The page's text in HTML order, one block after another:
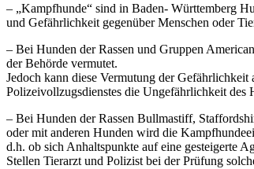
– „Kampfhunde“ sind in Baden- Württemberg
und Gefährlichkeit gegenüber Menschen oder
– Bei Hunden der Rassen und Gruppen
der Behörde vermutet.
Jedoch kann diese Vermutung der
Polizeivollzugsdienstes die Ungefährlichkeit des
– Bei Hunden der Rassen Bullmastiff,
oder mit anderen Hunden wird die
d.h. ob sich Anhaltspunkte auf eine gesteigerte
Stellen Tierarzt und Polizist bei der Prüfung